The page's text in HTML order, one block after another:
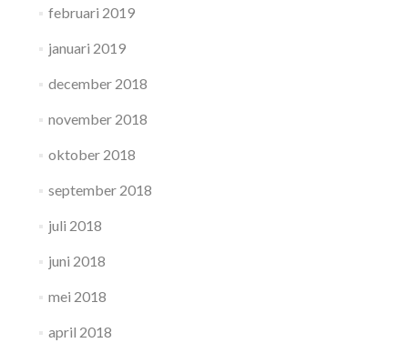
februari 2019
januari 2019
december 2018
november 2018
oktober 2018
september 2018
juli 2018
juni 2018
mei 2018
april 2018